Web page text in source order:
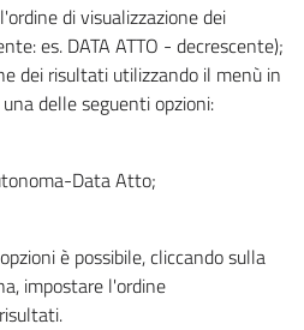
di visualizzazione dei
es. DATA ATTO - decrescente);
dei risultati utilizzando il menù in
delle seguenti opzioni:
Data Atto;
è possibile, cliccando sulla
impostare l'ordine